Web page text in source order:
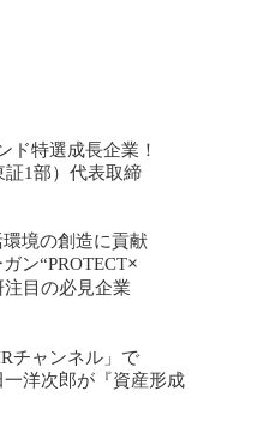
ド特選成長企業！
1部）代表取締
境の創造に貢献
ン“PROTECT×
目の必見企業
チャンネル」で
洋次郎が『資産形成